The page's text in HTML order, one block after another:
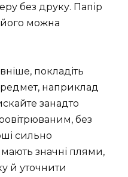
без друку. Папір
можна
покладіть
наприклад
занадто
без
сильно
значні плями,
й уточнити